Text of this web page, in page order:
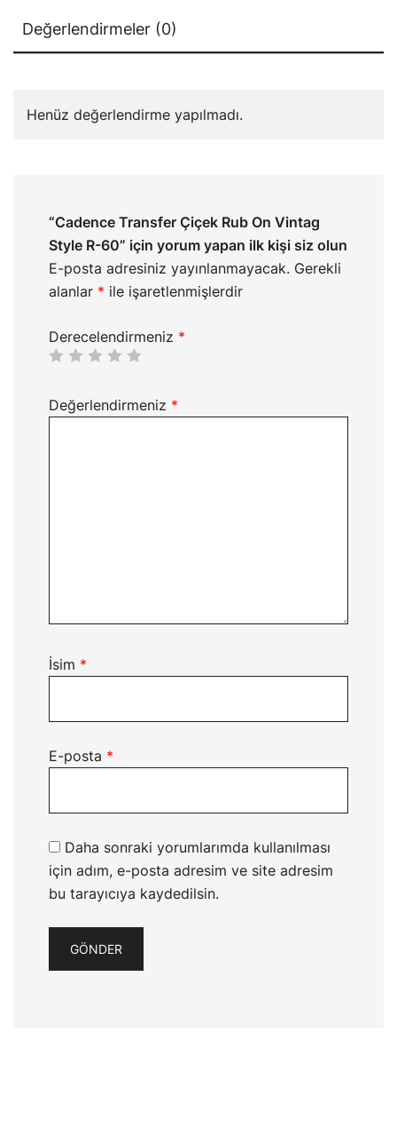
Değerlendirmeler (0)
Henüz değerlendirme yapılmadı.
“Cadence Transfer Çiçek Rub On Vintag
Style R-60” için yorum yapan ilk kişi siz olun
E-posta adresiniz yayınlanmayacak. Gerekli
alanlar * ile işaretlenmişlerdir
Derecelendirmeniz *
Değerlendirmeniz *
İsim *
E-posta *
Daha sonraki yorumlarımda kullanılması
için adım, e-posta adresim ve site adresim
bu tarayıcıya kaydedilsin.